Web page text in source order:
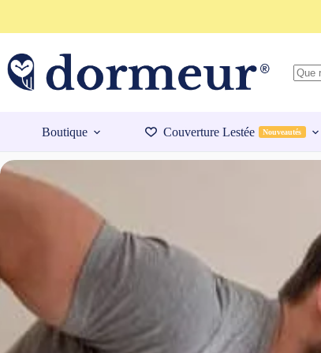
contenu
Boutique Couverture Lestée Nouveautés